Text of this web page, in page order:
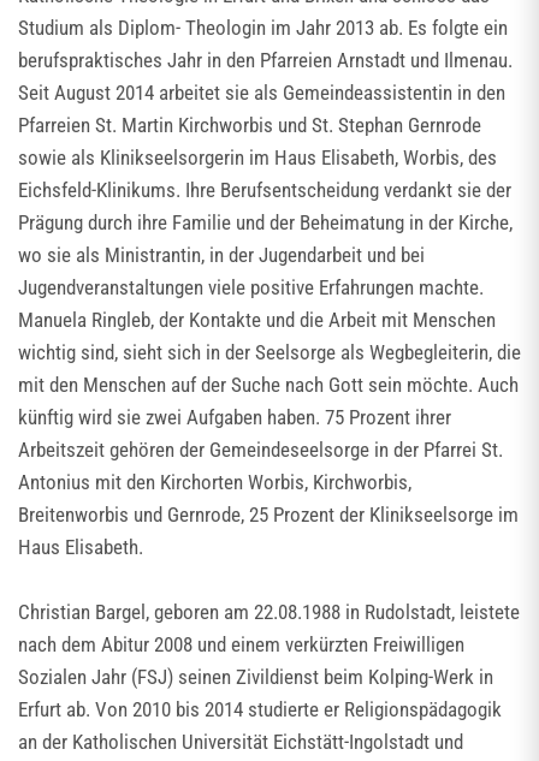
Studium als Diplom- Theologin im Jahr 2013 ab. Es folgte ein
berufspraktisches Jahr in den Pfarreien Arnstadt und Ilmenau.
Seit August 2014 arbeitet sie als Gemeindeassistentin in den
Pfarreien St. Martin Kirchworbis und St. Stephan Gernrode
sowie als Klinikseelsorgerin im Haus Elisabeth, Worbis, des
Eichsfeld-Klinikums. Ihre Berufsentscheidung verdankt sie der
Prägung durch ihre Familie und der Beheimatung in der Kirche,
wo sie als Ministrantin, in der Jugendarbeit und bei
Jugendveranstaltungen viele positive Erfahrungen machte.
Manuela Ringleb, der Kontakte und die Arbeit mit Menschen
wichtig sind, sieht sich in der Seelsorge als Wegbegleiterin, die
mit den Menschen auf der Suche nach Gott sein möchte. Auch
künftig wird sie zwei Aufgaben haben. 75 Prozent ihrer
Arbeitszeit gehören der Gemeindeseelsorge in der Pfarrei St.
Antonius mit den Kirchorten Worbis, Kirchworbis,
Breitenworbis und Gernrode, 25 Prozent der Klinikseelsorge im
Haus Elisabeth.
Christian Bargel, geboren am 22.08.1988 in Rudolstadt, leistete
nach dem Abitur 2008 und einem verkürzten Freiwilligen
Sozialen Jahr (FSJ) seinen Zivildienst beim Kolping-Werk in
Erfurt ab. Von 2010 bis 2014 studierte er Religionspädagogik
an der Katholischen Universität Eichstätt-Ingolstadt und